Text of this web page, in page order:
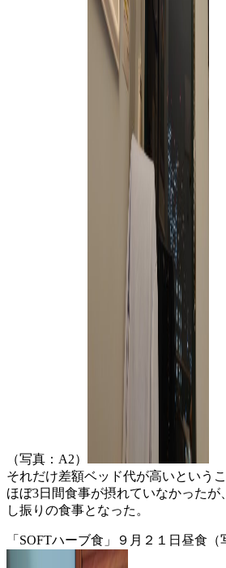
（写真：A2）
それだけ差額ベッド代が高いというこ
ほぼ3日間食事が摂れていなかったが
し振りの食事となった。
「SOFTハーブ食」９月２１日昼食（